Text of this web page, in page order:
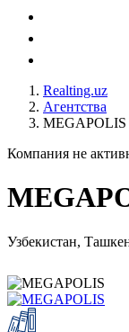
Realting.uz
Агентства
MEGAPOLIS
Компания не
Узбекистан,